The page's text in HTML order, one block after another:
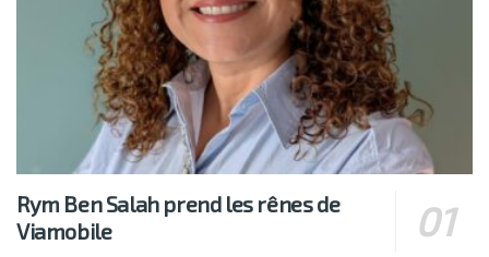
Rym Ben Salah prend les rênes de
Viamobile